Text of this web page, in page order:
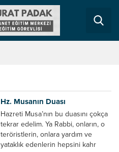
Hz. Musanın Duası
Hazreti Musa’nın bu duasını çokça
tekrar edelim. Ya Rabbi, onların, o
teröristlerin, onlara yardım ve
yataklık edenlerin hepsini kahr